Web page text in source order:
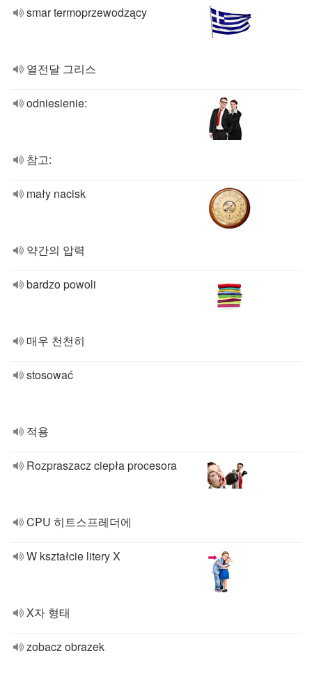
smar termoprzewodzący
열전달 그리스
odniesienie:
참고:
mały nacisk
약간의 압력
bardzo powoli
매우 천천히
stosować
적용
Rozpraszacz ciepła procesora
CPU 히트스프레더에
W kształcie litery X
X자 형태
zobacz obrazek